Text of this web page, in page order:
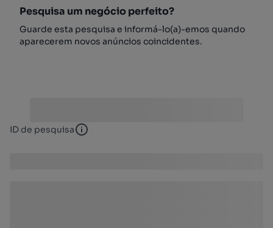
Pesquisa um negócio perfeito?
Guarde esta pesquisa e informá-lo(a)-emos quando
aparecerem novos anúncios coincidentes.
ID de pesquisa ID de pesquisa